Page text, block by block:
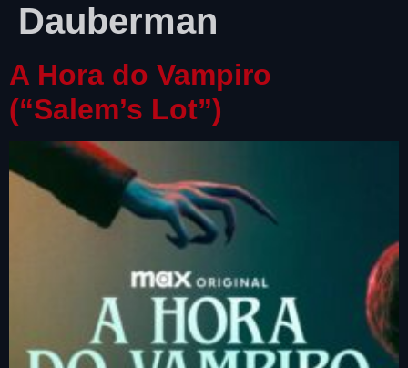
Dauberman
A Hora do Vampiro
(“Salem’s Lot”)